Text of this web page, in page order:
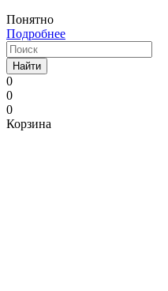
Понятно
Подробнее
Найти
0
0
0
Корзина